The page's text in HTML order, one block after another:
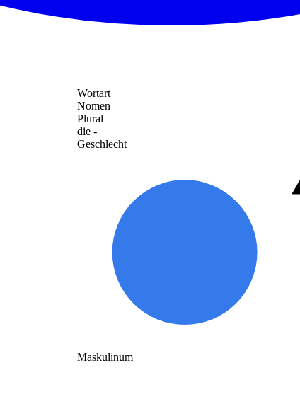
Wortart
Nomen
Plural
die -
Geschlecht
Maskulinum